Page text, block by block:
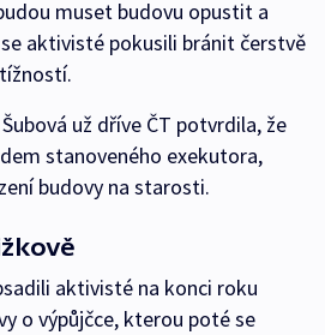
muset budovu opustit a
aktivisté pokusili bránit čerstvě
už dříve ČT potvrdila, že
stanoveného exekutora,
budovy na starosti.
aktivisté na konci roku
o výpůjčce, kterou poté se